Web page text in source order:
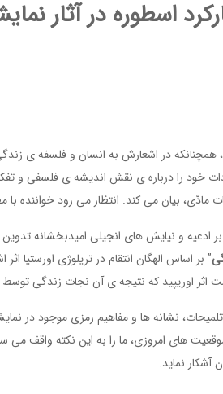
اسطوره در آثار
اس. الیوت (1888-1965)، همچنانکه در اشعارش به انسان و
خود را درباره ی نقش اندیشه ی فلسفی و
بیان می کند. انتظار می رود خواننده با
بر ادعیه و نیایش های انجیلی امیدبخشانه
” بر اساس الهگان انتقام در تریلوژی اورستیا اثر
اوریپید که نتیجه ی آن نجات زندگی توسط
تلمیحات، نشانه ها و مفاهیم رمزی موجود در
های امروزی، ما را به این نکته واقف
آشکار نماید.